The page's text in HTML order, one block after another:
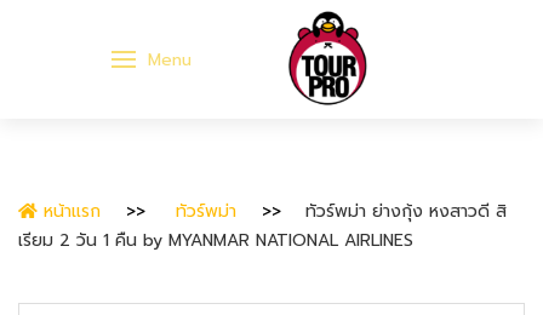
Menu
หน้าแรก ทัวร์พม่า
ทัวร์พม่า ย่างกุ้ง หงสาวดี สิ
เรียม 2 วัน 1 คืน by MYANMAR NATIONAL AIRLINES